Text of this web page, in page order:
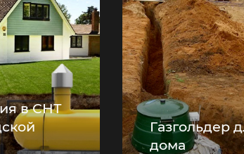
в СНТ
Газгольдер
дома